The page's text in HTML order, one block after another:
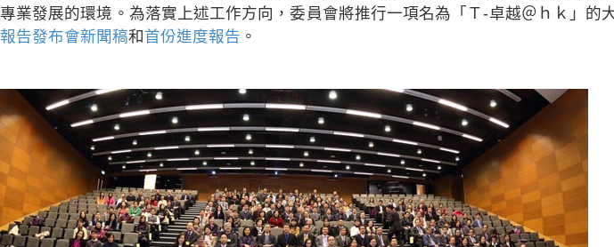
專業發展的環境。為落實上述工作方向，委員會將推行一項名為「Ｔ-卓越＠ｈｋ」
報告發布會新聞稿和 首份進度報告 。